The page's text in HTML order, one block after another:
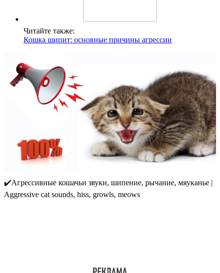
Читайте также:
Кошка шипит: основные причины агрессии
✔️Агрессивные кошачьи звуки, шипение, рычание, мяуканье |
Aggressive cat sounds, hiss, growls, meows